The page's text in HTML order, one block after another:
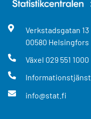
Verkstadsgatan 13
00580 Helsingfors
Växel 029 551 1000
Informationstjänst
info@stat.fi